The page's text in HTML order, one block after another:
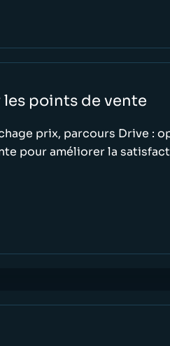
points de vente
prix, parcours Drive :
pour améliorer la